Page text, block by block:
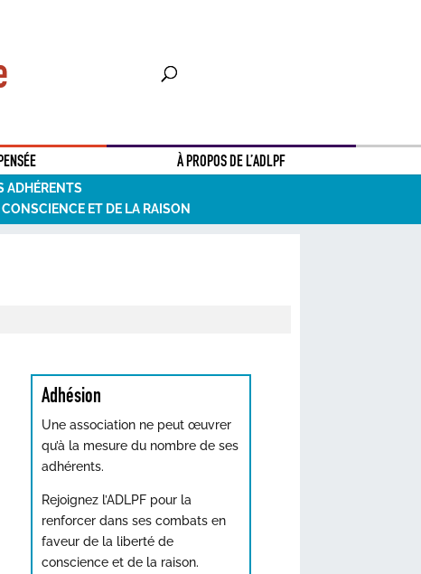
À PROPOS DE L’ADLPF
ADHÉRENTS
ET DE LA RAISON
Adhésion
Une association ne peut œuvrer
qu’à la mesure du nombre de ses
adhérents.
Rejoignez l’ADLPF pour la
renforcer dans ses combats en
faveur de la liberté de
conscience et de la raison.